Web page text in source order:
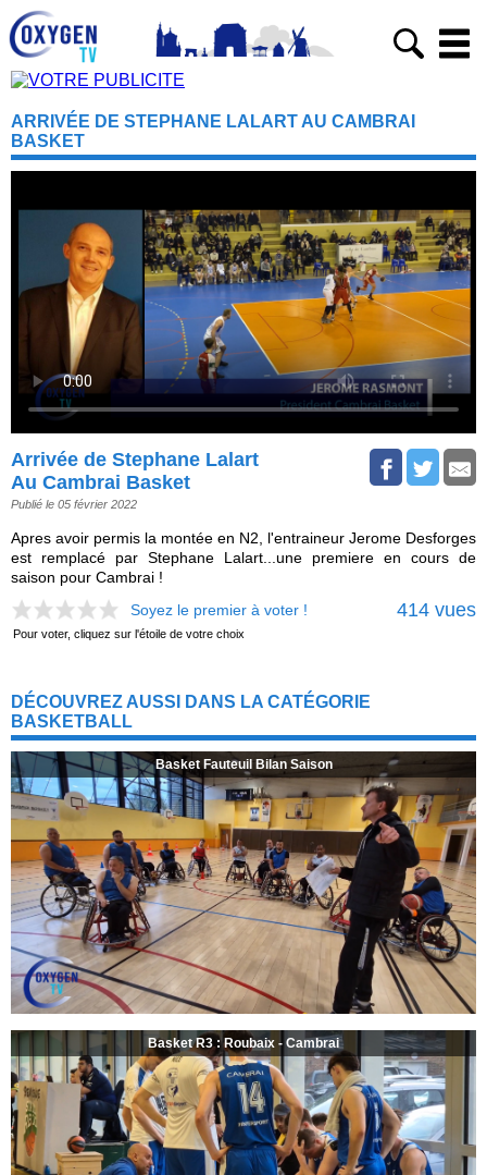
ARRIVÉE DE STEPHANE LALART AU CAMBRAI
BASKET
Arrivée de Stephane Lalart
Au Cambrai Basket
Publié le 05 février 2022
Apres avoir permis la montée en N2, l'entraineur Jerome Desforges
est remplacé par Stephane Lalart...une premiere en cours de
saison pour Cambrai !
Soyez le premier à voter !
414 vues
Pour voter, cliquez sur l'étoile de votre choix
DÉCOUVREZ AUSSI DANS LA CATÉGORIE
BASKETBALL
Basket Fauteuil Bilan Saison
Basket R3 : Roubaix - Cambrai